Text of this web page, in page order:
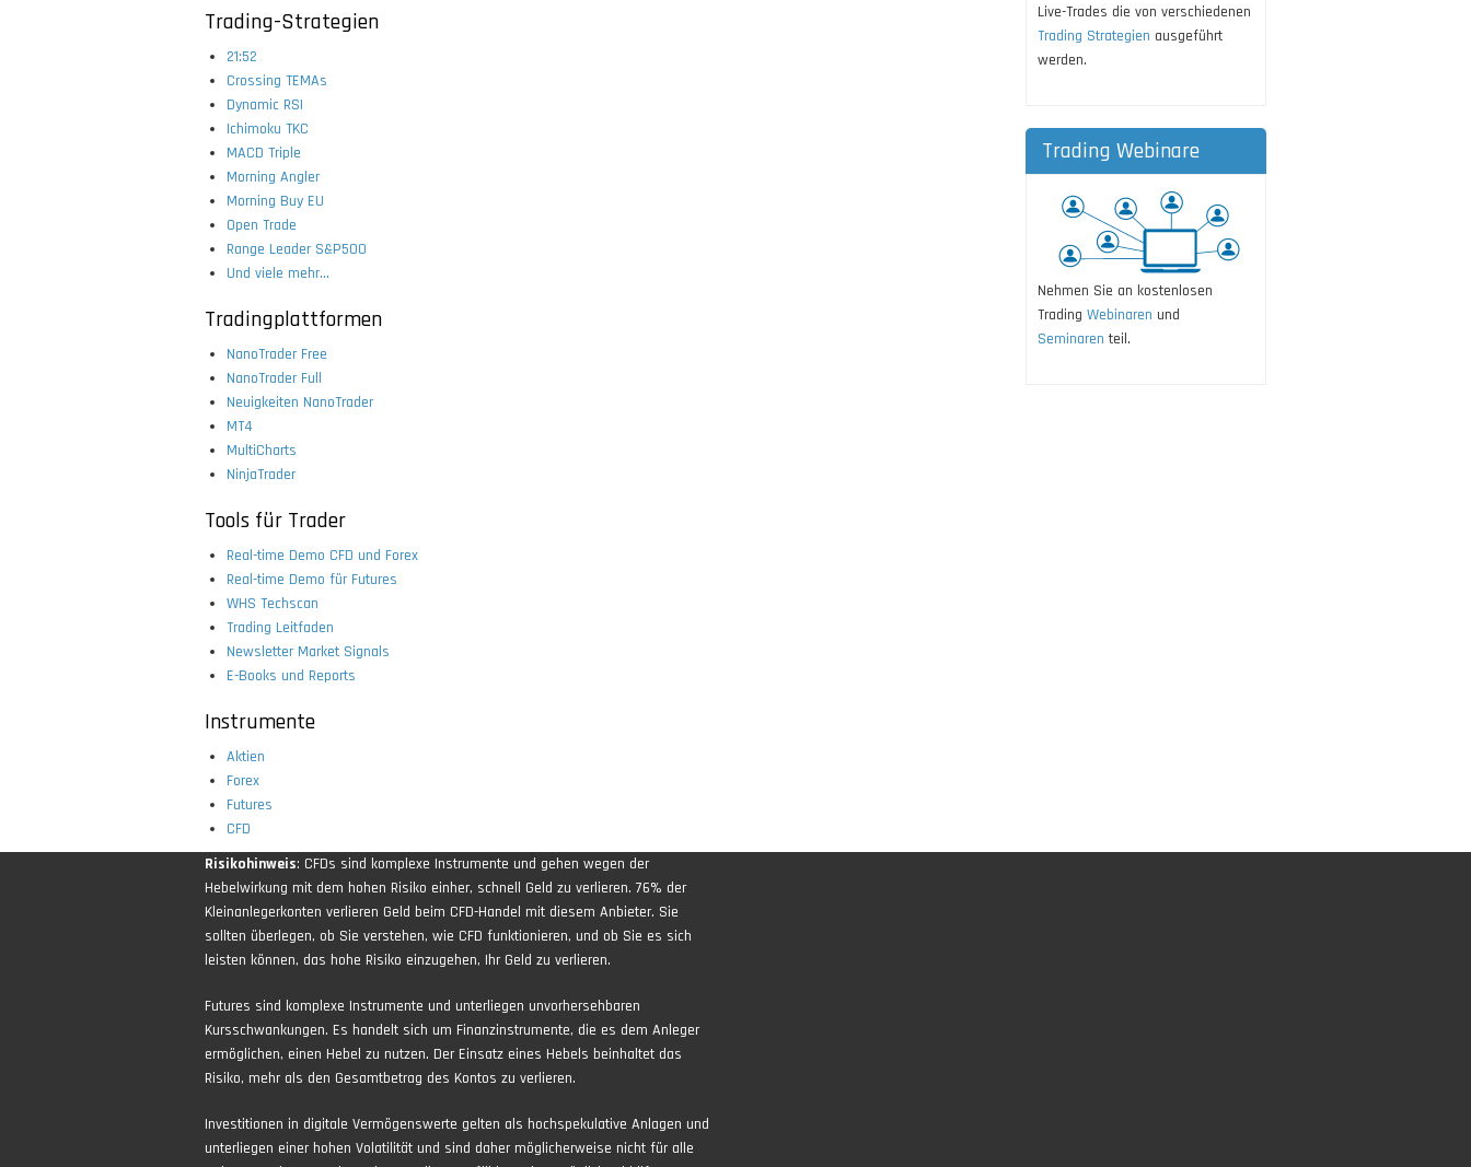
Trading-Strategien
21:52
Crossing TEMAs
Dynamic RSI
Ichimoku TKC
MACD Triple
Morning Angler
Morning Buy EU
Open Trade
Range Leader S&P500
Und viele mehr...
Tradingplattformen
NanoTrader Free
NanoTrader Full
Neuigkeiten NanoTrader
MT4
MultiCharts
NinjaTrader
Tools für Trader
Real-time Demo CFD und Forex
Real-time Demo für Futures
WHS Techscan
Trading Leitfaden
Newsletter Market Signals
E-Books und Reports
Instrumente
Aktien
Forex
Futures
CFD
Live-Trades die von verschiedenen
Trading Strategien ausgeführt
werden.
Trading Webinare
Nehmen Sie an kostenlosen
Trading Webinaren und
Seminaren teil.
Risikohinweis: CFDs sind komplexe Instrumente und gehen wegen der
Hebelwirkung mit dem hohen Risiko einher, schnell Geld zu verlieren. 76% der
Kleinanlegerkonten verlieren Geld beim CFD-Handel mit diesem Anbieter. Sie
sollten überlegen, ob Sie verstehen, wie CFD funktionieren, und ob Sie es sich
leisten können, das hohe Risiko einzugehen, Ihr Geld zu verlieren.
Futures sind komplexe Instrumente und unterliegen unvorhersehbaren
Kursschwankungen. Es handelt sich um Finanzinstrumente, die es dem Anleger
ermöglichen, einen Hebel zu nutzen. Der Einsatz eines Hebels beinhaltet das
Risiko, mehr als den Gesamtbetrag des Kontos zu verlieren.
Investitionen in digitale Vermögenswerte gelten als hochspekulative Anlagen und
unterliegen einer hohen Volatilität und sind daher möglicherweise nicht für alle